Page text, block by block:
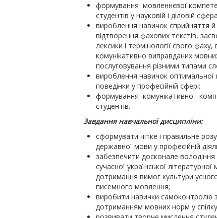
формування мовленнєвої
студентів у науковій і діловій
вироблення навичок сприйняття й
відтворення фахових текстів,
лексики і термінології свого фаху,
комунікативно виправданих
послуговування різними типами
вироблення навичок оптимальної
поведінки у професійній сфері;
формування комунікативної
студентів.
Завдання навчальної дисципліни:
сформувати чітке і правильне
державної мови у професійній
забезпечити досконале
сучасної української літературної
дотримання вимог культури
писемного мовлення;
виробити навички самоконтролю
дотриманням мовних норм у